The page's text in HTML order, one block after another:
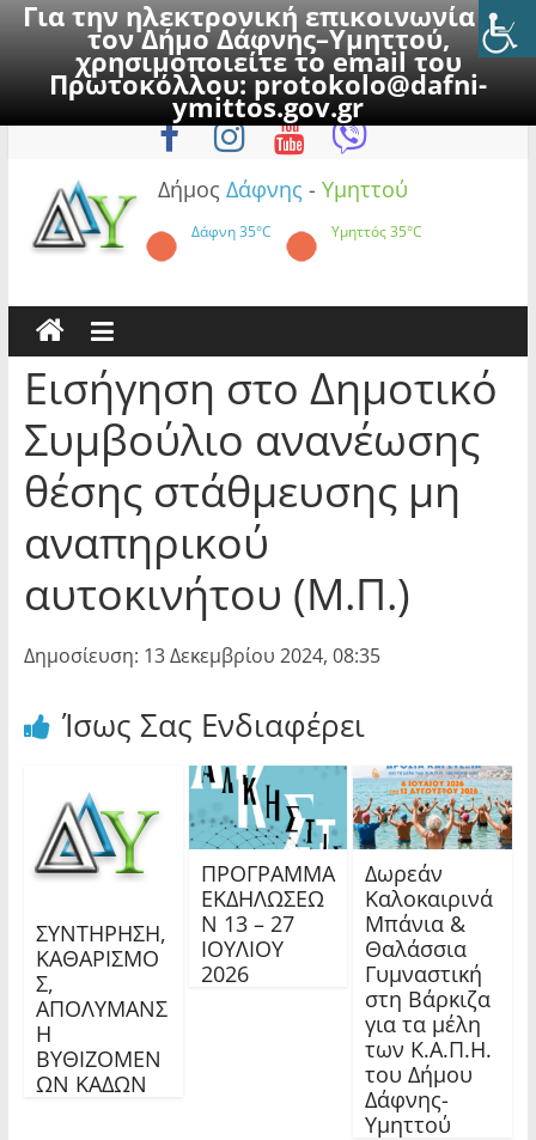
Για την ηλεκτρονική επικοινωνία με
τον Δήμο Δάφνης–Υμηττού,
χρησιμοποιείτε το email του
Πρωτοκόλλου:protokolo@dafni-
ymittos.gov.gr
to
Σάββατο, 8 Αυγούστου 2026
Δήμος Δάφνης - Υμηττού
Δάφνη35°C Υμηττός35°C
Εισήγηση στο Δημοτικό
Συμβούλιο ανανέωσης
θέσης στάθμευσης μη
αναπηρικού
αυτοκινήτου (Μ.Π.)
Δημοσίευση: 13 Δεκεμβρίου 2024, 08:35
Ίσως Σας Ενδιαφέρει
ΣΥΝΤΗΡΗΣΗ,
ΚΑΘΑΡΙΣΜΟ
Σ,
ΑΠΟΛΥΜΑΝΣ
Η
ΒΥΘΙΖΟΜΕΝ
ΩΝ ΚΑΔΩΝ
ΠΡΟΓΡΑΜΜΑ
ΕΚΔΗΛΩΣΕΩ
Ν 13 – 27
ΙΟΥΛΙΟΥ
2026
Δωρεάν
Καλοκαιρινά
Μπάνια &
Θαλάσσια
Γυμναστική
στη Βάρκιζα
για τα μέλη
των Κ.Α.Π.Η.
του Δήμου
Δάφνης-
Υμηττού